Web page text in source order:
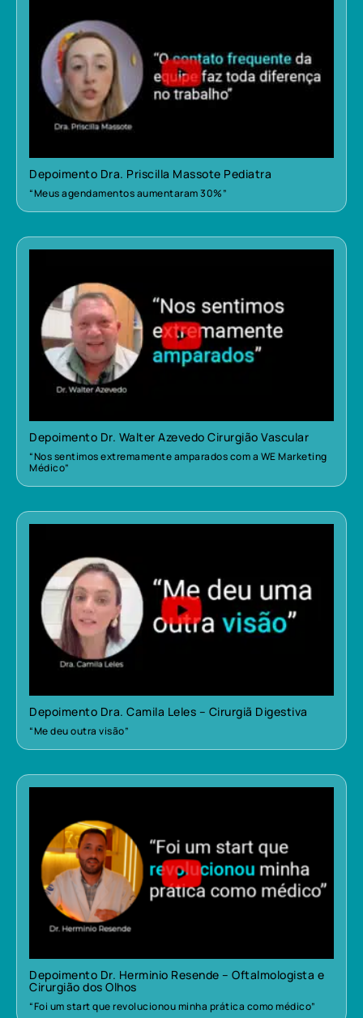
Depoimento Dra. Priscilla Massote Pediatra
“Meus agendamentos aumentaram 30%”
Depoimento Dr. Walter Azevedo Cirurgião Vascular
“Nos sentimos extremamente amparados com a WE Marketing
Médico”
Depoimento Dra. Camila Leles – Cirurgiã Digestiva
“Me deu outra visão”
Depoimento Dr. Herminio Resende – Oftalmologista e
Cirurgião dos Olhos
“Foi um start que revolucionou minha prática como médico”